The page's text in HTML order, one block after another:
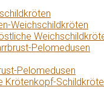
Weichschildkröten
Pelomedusen
Pelomedusen
Krötenkopf-